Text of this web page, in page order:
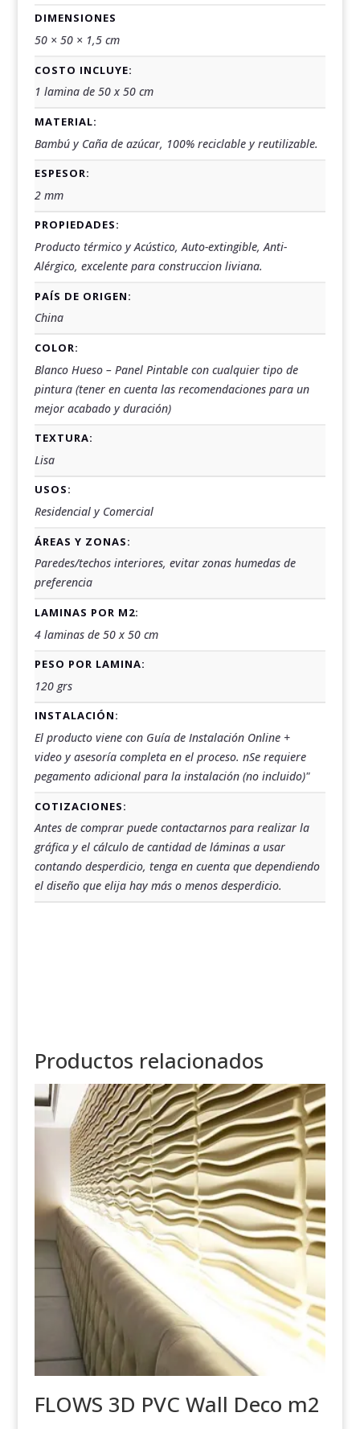
DIMENSIONES
50 × 50 × 1,5 cm
COSTO INCLUYE:
1 lamina de 50 x 50 cm
MATERIAL:
Bambú y Caña de azúcar, 100% reciclable y reutilizable.
ESPESOR:
2 mm
PROPIEDADES:
Producto térmico y Acústico, Auto-extingible, Anti-
Alérgico, excelente para construccion liviana.
PAÍS DE ORIGEN:
China
COLOR:
Blanco Hueso – Panel Pintable con cualquier tipo de
pintura (tener en cuenta las recomendaciones para un
mejor acabado y duración)
TEXTURA:
Lisa
USOS:
Residencial y Comercial
ÁREAS Y ZONAS:
Paredes/techos interiores, evitar zonas humedas de
preferencia
LAMINAS POR M2:
4 laminas de 50 x 50 cm
PESO POR LAMINA:
120 grs
INSTALACIÓN:
El producto viene con Guía de Instalación Online +
video y asesoría completa en el proceso. nSe requiere
pegamento adicional para la instalación (no incluido)"
COTIZACIONES:
Antes de comprar puede contactarnos para realizar la
gráfica y el cálculo de cantidad de láminas a usar
contando desperdicio, tenga en cuenta que dependiendo
el diseño que elija hay más o menos desperdicio.
Productos relacionados
FLOWS 3D PVC Wall Deco m2